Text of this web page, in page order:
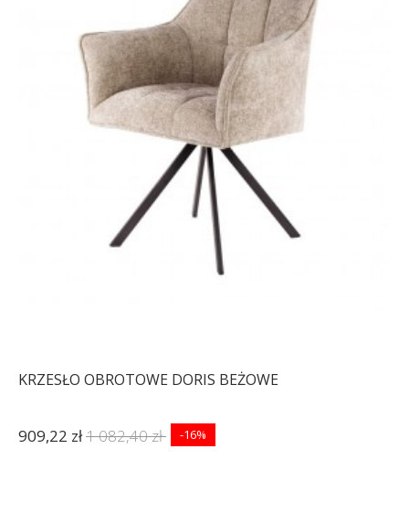
KRZESŁO OBROTOWE DORIS BEŻOWE
909,22 zł1 082,40 zł -16%